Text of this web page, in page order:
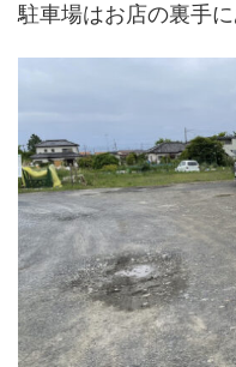
駐車場はお店の裏手